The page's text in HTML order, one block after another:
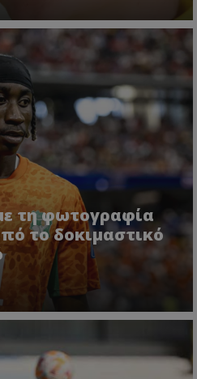
τη φωτογραφία
το δοκιμαστικό